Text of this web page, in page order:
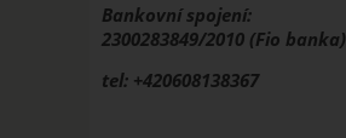
Bankovní spojení:
2300283849/2010 (Fio banka)
tel: +420608138367